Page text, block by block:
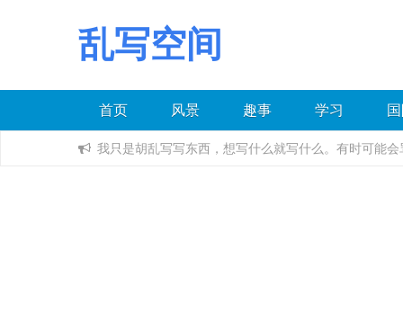
乱写空间
首页 风景 趣事 学习
我只是胡乱写写东西，想写什么就写什么。有时可能